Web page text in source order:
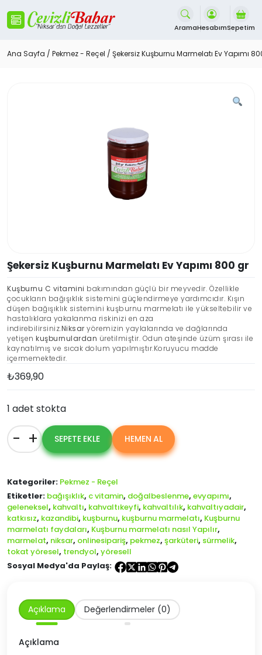
Geç
AramaHesabımSepetim
Ana Sayfa / Pekmez - Reçel / Şekersiz Kuşburnu Marmelatı Ev Yapımı
Şekersiz Kuşburnu Marmelatı Ev Yapımı 800 gr
Kuşburnu C vitamini bakımından güçlü bir meyvedir. Özellikle
çocukların bağışıklık sistemini güçlendirmeye yardımcıdır. Kışın
düşen bağışıklık sistemini kuşburnu marmelatı ile yükseltebilir ve
hastalıklara yakalanma riskinizi en aza
indirebilirsiniz.Niksar yöremizin yaylalarında ve dağlarında
yetişen kuşburnulardan üretilmiştir. Odun ateşinde üzüm şırası ile
kaynatılmış ve sıcak dolum yapılmıştır.Koruyucu madde
içermemektedir.
₺369,90
1 adet stokta
Şekersiz
Kuşburnu
Ev
Yapımı
800
gr
adet
+
- SEPETE EKLE HEMEN AL
Kategoriler: Pekmez - Reçel
Etiketler: bağışıklık, c vitamin, doğalbeslenme, evyapımı,
geleneksel, kahvaltı, kahvaltıkeyfi, kahvaltılık, kahvaltıyadair,
katkısız, kazandibi, kuşburnu, kuşburnu marmelatı, Kuşburnu
marmelatı faydaları, Kuşburnu marmelatı nasıl Yapılır,
marmelat, niksar, onlinesipariş, pekmez, şarküteri, sürmelik,
tokat yöresel, trendyol, yöresell
Sosyal Medya'da Paylaş:
Açıklama Değerlendirmeler (0)
Açıklama